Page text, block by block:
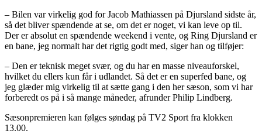
– Bilen var virkelig god for Jacob Mathiassen på Djursland sidste år,
så det bliver spændende at se, om det er noget, vi kan leve op til.
Der er absolut en spændende weekend i vente, og Ring Djursland er
en bane, jeg normalt har det rigtig godt med, siger han og tilføjer:
– Den er teknisk meget svær, og du har en masse niveauforskel,
hvilket du ellers kun får i udlandet. Så det er en superfed bane, og
jeg glæder mig virkelig til at sætte gang i den her sæson, som vi har
forberedt os på i så mange måneder, afrunder Philip Lindberg.
Sæsonpremieren kan følges søndag på TV2 Sport fra klokken
13.00.